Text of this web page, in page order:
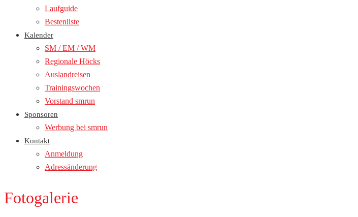
Laufguide
Bestenliste
Kalender
SM / EM / WM
Regionale Höcks
Auslandreisen
Trainingswochen
Vorstand smrun
Sponsoren
Werbung bei smrun
Kontakt
Anmeldung
Adressänderung
Fotogalerie